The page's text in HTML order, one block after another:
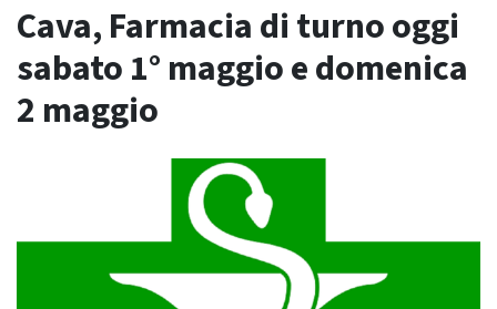
Cava, Farmacia di turno oggi
sabato 1° maggio e domenica
2 maggio